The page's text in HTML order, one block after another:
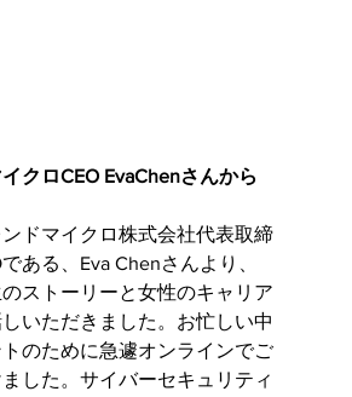
クロCEO EvaChenさんから
ドマイクロ株式会社代表取締
ある、Eva Chenさんより、
ストーリーと女性のキャリア
いただきました。お忙しい中
のために急遽オンラインでご
した。サイバーセキュリティ